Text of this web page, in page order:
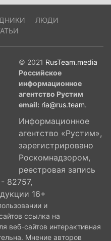
ЛЮДИ
© 2021 RusTeam.media
Российское
информационное
агентство Рустим
email: ria@rus.team.
Информационное
агентство «Рустим»,
зарегистрировано
Роскомнадзором,
реестровая запись
82757,
16+
и
ссылка на
веб-сайтов интерактивная
Мнение авторов